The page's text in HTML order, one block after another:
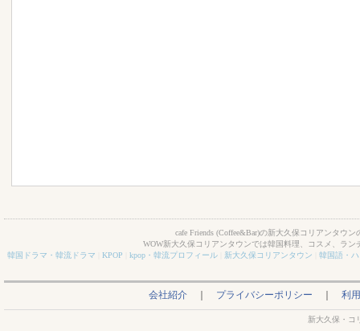
cafe Friends (Coffee&Bar)の新大久保コリアンタウ
WOW新大久保コリアンタウンでは韓国料理、コスメ、ラ
韓国ドラマ・韓流ドラマ
KPOP kpop・韓流プロフィール 新大久保コリアンタウン 韓国語・
会社紹介 プライバシーポリシー 利
新大久保・コ